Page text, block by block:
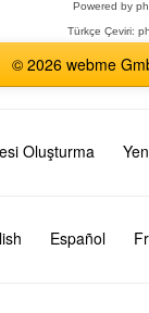
Powered by
Türkçe Çeviri:
© 2026 webme
Oluşturma
Español